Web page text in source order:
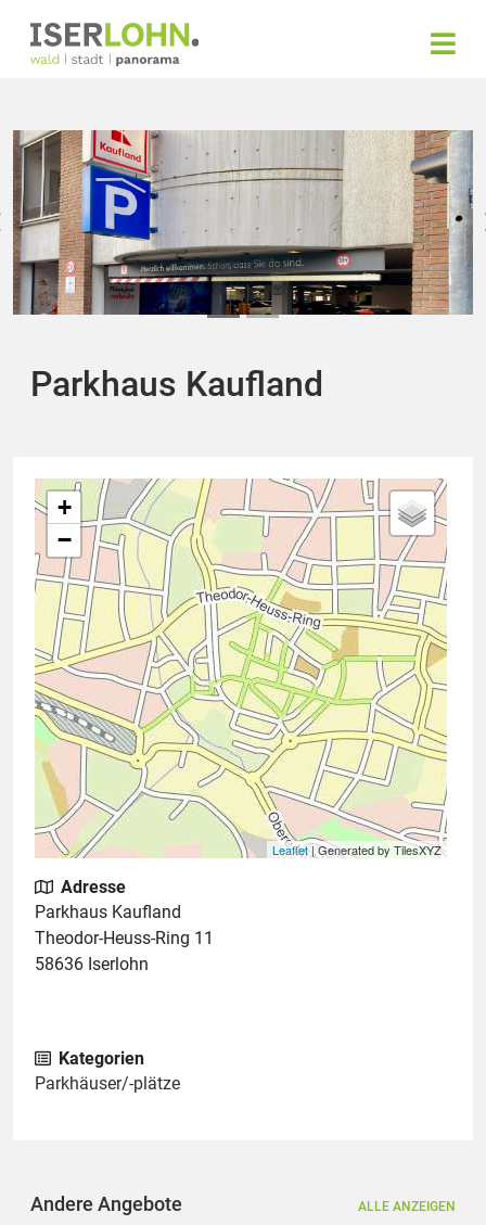
Parkhaus Kaufland
+
−
Leaflet| Generated by TilesXYZ
Adresse
Parkhaus Kaufland
Theodor-Heuss-Ring 11
58636 Iserlohn
Kategorien
Parkhäuser/-plätze
Andere Angebote ALLE ANZEIGEN